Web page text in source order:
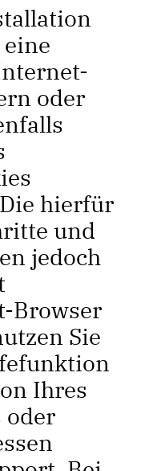
oder
hierfür
und
jedoch
Browser
Sie
Ihres
oder